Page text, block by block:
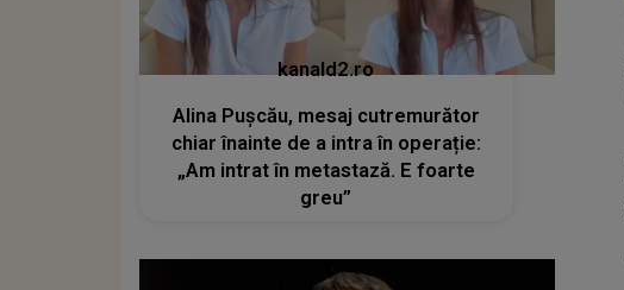
kanald2.ro
Alina Pușcău, mesaj cutremurător
chiar înainte de a intra în operație:
„Am intrat în metastază. E foarte
greu”